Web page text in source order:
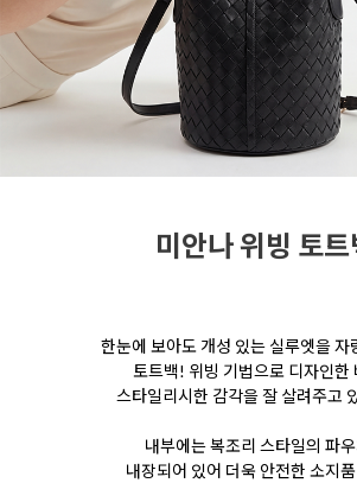
미안나 위빙 토트
한눈에 보아도 개성 있는 실루엣을 자
토트백! 위빙 기법으로 디자인한
스타일리시한 감각을 잘 살려주고
내부에는 복조리 스타일의 파
내장되어 있어 더욱 안전한 소지